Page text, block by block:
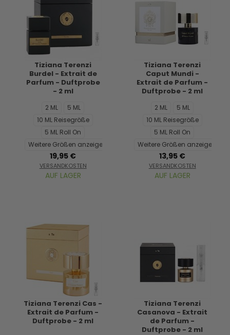
Tiziana Terenzi
Burdel - Extrait de
Parfum - Duftprobe
- 2 ml
2 ML
5 ML
10 ML Reisegröße
5 ML Roll On
Weitere Größen anzeigen...
19,95 €
VERSANDKOSTEN
AUF LAGER
Tiziana Terenzi
Caput Mundi -
Extrait de Parfum -
Duftprobe - 2 ml
2 ML
5 ML
10 ML Reisegröße
5 ML Roll On
Weitere Größen anzeigen...
13,95 €
VERSANDKOSTEN
AUF LAGER
Tiziana Terenzi Cas -
Extrait de Parfum -
Duftprobe - 2 ml
Tiziana Terenzi
Casanova - Extrait
de Parfum -
Duftprobe - 2 ml